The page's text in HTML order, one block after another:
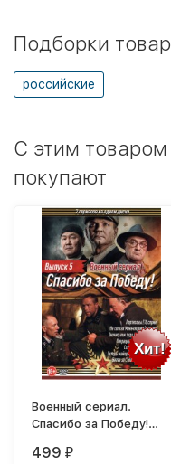
Подборки
российские
C этим
покупают
Хит!
Военный сериал.
Спасибо за Победу!
499 ₽